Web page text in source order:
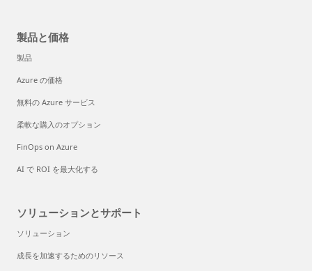
製品と価格
製品
Azure の価格
無料の Azure サービス
柔軟な購入のオプション
FinOps on Azure
AI で ROI を最大化する
ソリューションとサポート
ソリューション
成長を加速するためのリソース